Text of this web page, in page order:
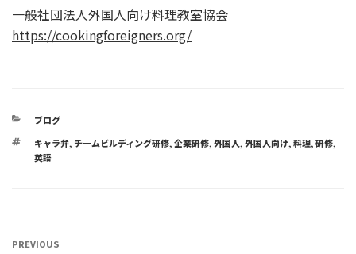
一般社団法人外国人向け料理教室協会
https://cookingforeigners.org/
CATEGORIES
ブログ
TAGS
キャラ弁, チームビルディング研修,企業研修,外国人,外国人向け,料理,研修,
英語
Previous
PREVIOUS